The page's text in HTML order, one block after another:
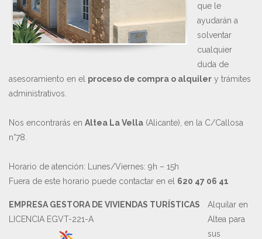
que le
ayudarán a
solventar
cualquier
duda de
asesoramiento en el proceso de compra o alquiler y trámites
administrativos.
Nos encontrarás en Altea La Vella (Alicante), en la C/Callosa
n°78.
Horario de atención: Lunes/Viernes: 9h – 15h
Fuera de este horario puede contactar en el 620 47 06 41
EMPRESA GESTORA DE VIVIENDAS TURÍSTICAS
LICENCIA EGVT-221-A
Alquilar en
Altea para
sus